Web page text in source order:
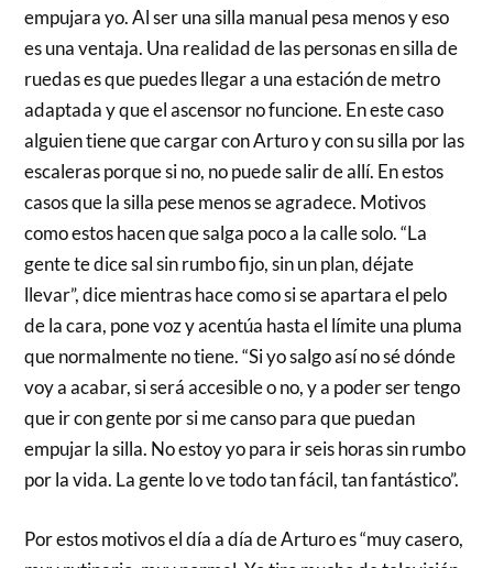
empujara yo. Al ser una silla manual pesa menos y eso
es una ventaja. Una realidad de las personas en silla de
ruedas es que puedes llegar a una estación de metro
adaptada y que el ascensor no funcione. En este caso
alguien tiene que cargar con Arturo y con su silla por las
escaleras porque si no, no puede salir de allí. En estos
casos que la silla pese menos se agradece. Motivos
como estos hacen que salga poco a la calle solo. “La
gente te dice sal sin rumbo fijo, sin un plan, déjate
llevar”, dice mientras hace como si se apartara el pelo
de la cara, pone voz y acentúa hasta el límite una pluma
que normalmente no tiene. “Si yo salgo así no sé dónde
voy a acabar, si será accesible o no, y a poder ser tengo
que ir con gente por si me canso para que puedan
empujar la silla. No estoy yo para ir seis horas sin rumbo
por la vida. La gente lo ve todo tan fácil, tan fantástico”.
Por estos motivos el día a día de Arturo es “muy casero,